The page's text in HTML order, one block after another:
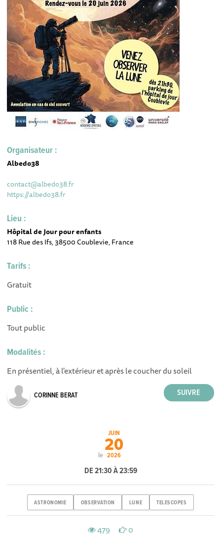
Organisateur :
Albedo38
contact@albedo38.fr
https://albedo38.fr
Lieu :
Hôpital de Jour pour enfants
118 Rue des Ifs, 38500 Coublevie, France
Tarifs :
Gratuit
Public :
Tout public
Modalités :
En présentiel, à l'extérieur et après le coucher du soleil
CORINNE BERAT
le
JUIN
20
2026
DE 21:30 À 23:59
ASTRONOMIE OBSERVATION LUNE TELESCOPES
479 0